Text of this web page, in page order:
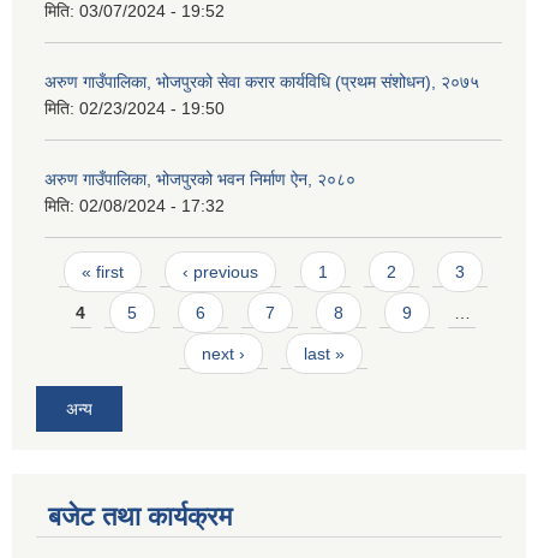
मिति: 03/07/2024 - 19:52
अरुण गाउँपालिका, भोजपुरको सेवा करार कार्यविधि (प्रथम संशोधन), २०७५
मिति: 02/23/2024 - 19:50
अरुण गाउँपालिका, भोजपुरको भवन निर्माण ऐन, २०८०
मिति: 02/08/2024 - 17:32
Pages
« first ‹ previous 1 2 3
4 5 6 7 8 9
next › last »
अन्य
बजेट तथा कार्यक्रम